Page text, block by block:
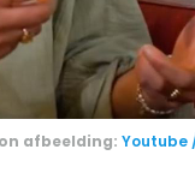
afbeelding: Youtube /